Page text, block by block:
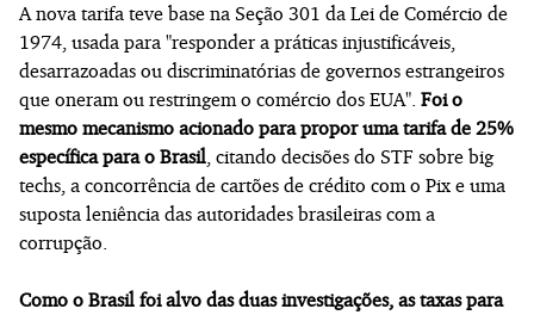
A nova tarifa teve base na Seção 301 da Lei de Comércio de
1974, usada para "responder a práticas injustificáveis,
desarrazoadas ou discriminatórias de governos estrangeiros
que oneram ou restringem o comércio dos EUA". Foi o
mesmo mecanismo acionado para propor uma tarifa de 25%
específica para o Brasil, citando decisões do STF sobre big
techs, a concorrência de cartões de crédito com o Pix e uma
suposta leniência das autoridades brasileiras com a
corrupção.
Como o Brasil foi alvo das duas investigações, as taxas para